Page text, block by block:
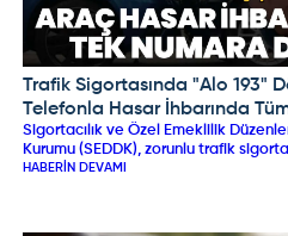
OMODA JAECOO
Trafik Sigortasında "Alo 193"
Telefonla Hasar İhbarında
Merkezde Toplanıyor!
Sigortacılık ve Özel Emeklilik
Kurumu (SEDDK), zorunlu trafik
süreçlerinde devrim niteliğinde bir
HABERIN DEVAMI